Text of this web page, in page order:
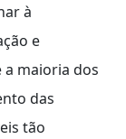
à
e
a maioria dos
das
tão